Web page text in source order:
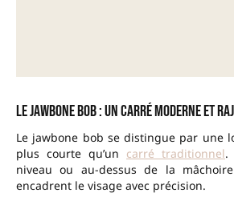
Le jawbone bob : un carré moderne et
Le jawbone bob se distingue par une
plus courte qu’un carré traditionnel.
niveau ou au-dessus de la
encadrent le visage avec précision.